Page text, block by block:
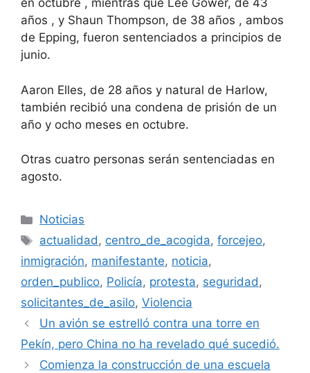
en octubre , mientras que Lee Gower, de 43
años , y Shaun Thompson, de 38 años , ambos
de Epping, fueron sentenciados a principios de
junio.
Aaron Elles, de 28 años y natural de Harlow,
también recibió una condena de prisión de un
año y ocho meses en octubre.
Otras cuatro personas serán sentenciadas en
agosto.
Categorías
Noticias
Etiquetas
actualidad, centro_de_acogida,forcejeo,
inmigración, manifestante, noticia,
orden_publico, Policía, protesta, seguridad,
solicitantes_de_asilo, Violencia
Un avión se estrelló contra una torre en
Pekín, pero China no ha revelado qué sucedió.
Comienza la construcción de una escuela